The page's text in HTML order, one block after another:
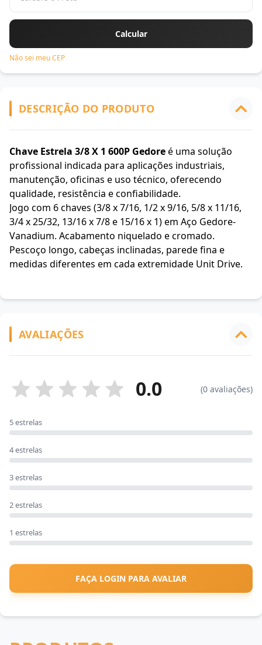
Não sei meu CEP
DESCRIÇÃO DO PRODUTO
Chave Estrela 3/8 X 1 600P Gedoreé uma solução
profissional indicada para aplicações industriais,
manutenção, oficinas e uso técnico, oferecendo
qualidade, resistência e confiabilidade.
Jogo com 6 chaves (3/8 x 7/16, 1/2 x 9/16, 5/8 x 11/16,
3/4 x 25/32, 13/16 x 7/8 e 15/16 x 1) em Aço Gedore-
Vanadium. Acabamento niquelado e cromado.
Pescoço longo, cabeças inclinadas, parede fina e
medidas diferentes em cada extremidade Unit Drive.
AVALIAÇÕES
0.0 (0 avaliações)
5 estrelas
4 estrelas
3 estrelas
2 estrelas
1 estrelas
FAÇA LOGIN PARA AVALIAR